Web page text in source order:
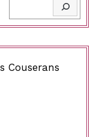
Couserans